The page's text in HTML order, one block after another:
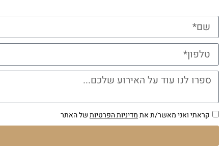
קראתי ואני מאשר/ת אתמדיניות הפרטיותשל האתר